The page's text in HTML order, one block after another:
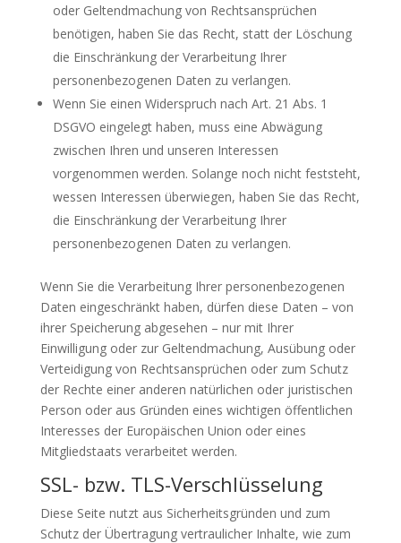
oder Geltendmachung von Rechtsansprüchen
benötigen, haben Sie das Recht, statt der Löschung
die Einschränkung der Verarbeitung Ihrer
personenbezogenen Daten zu verlangen.
Wenn Sie einen Widerspruch nach Art. 21 Abs. 1
DSGVO eingelegt haben, muss eine Abwägung
zwischen Ihren und unseren Interessen
vorgenommen werden. Solange noch nicht feststeht,
wessen Interessen überwiegen, haben Sie das Recht,
die Einschränkung der Verarbeitung Ihrer
personenbezogenen Daten zu verlangen.
Wenn Sie die Verarbeitung Ihrer personenbezogenen
Daten eingeschränkt haben, dürfen diese Daten – von
ihrer Speicherung abgesehen – nur mit Ihrer
Einwilligung oder zur Geltendmachung, Ausübung oder
Verteidigung von Rechtsansprüchen oder zum Schutz
der Rechte einer anderen natürlichen oder juristischen
Person oder aus Gründen eines wichtigen öffentlichen
Interesses der Europäischen Union oder eines
Mitgliedstaats verarbeitet werden.
SSL- bzw. TLS-Verschlüsselung
Diese Seite nutzt aus Sicherheitsgründen und zum
Schutz der Übertragung vertraulicher Inhalte, wie zum